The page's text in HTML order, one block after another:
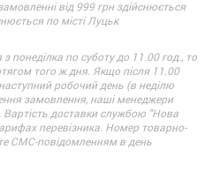
від 999 грн здійснюється
по місті Луцьк
понеділка по суботу до 11.00 год., то
того ж дня. Якщо після 11.00
робочий день (в неділю
замовлення, наші менеджери
доставки службою "Нова
перевізника. Номер товарно-
СМС-повідомленням в день